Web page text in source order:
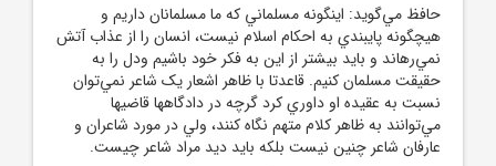
حافظ مي‌گويد: اين‏گونه مسلماني که ما مسلمانان داريم و
هيچ‏گونه پايبندي به احکام اسلام نيست، انسان را از عذاب آتش
نمي‌رهاند و بايد بيشتر از اين به فکر خود باشيم ودل را به
حقيقت مسلمان کنيم. قاعدتا با ظاهر اشعار يک شاعر نمي‌توان
نسبت به عقيده او داوري کرد گرچه در دادگاه‏ها قاضيها
مي‌توانند به ظاهر کلام متهم نگاه کنند، ولي در مورد شاعران و
عارفان شاعر چنين نيست بلکه بايد ديد مراد شاعر چيست.